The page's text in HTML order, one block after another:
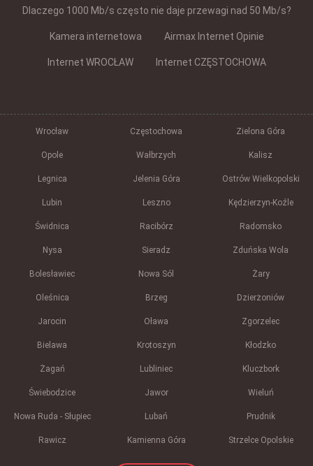
Dlaczego 1000 Mb/s często nie daje przewagi nad 50 Mb/s?
Kamera internetowa Airmax Internet Opinie
Internet WROCŁAW Internet CZĘSTOCHOWA
Wrocław Częstochowa Zielona Góra
Opole Wałbrzych Kalisz
Legnica Jelenia Góra Ostrów Wielkopolski
Lubin Leszno Kędzierzyn-Koźle
Świdnica Racibórz Radomsko
Nysa Sieradz Zduńska Wola
Bolesławiec Nowa Sól Żary
Oleśnica Brzeg Dzierżoniów
Jarocin Oława Zgorzelec
Bielawa Krotoszyn Kłodzko
Żagań Lubliniec Kluczbork
Świebodzice Jawor Wieluń
Nowa Ruda - Słupiec Lubań Prudnik
Rawicz Kamienna Góra Strzelce Opolskie